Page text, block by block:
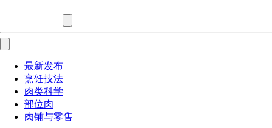
最新发布
烹饪技法
肉类科学
部位肉
肉铺与零售